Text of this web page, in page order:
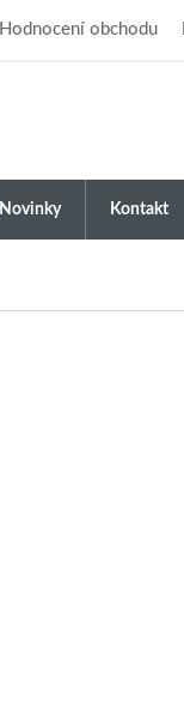
Hodnocení obchodu
Novinky Kontakt